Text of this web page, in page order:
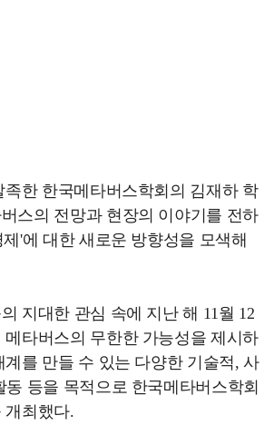
족한 한국메타버스학회의 김재하 학
스의 전망과 현장의 이야기를 전하
'에 대한 새로운 방향성을 모색해
지대한 관심 속에 지난 해 11월 12
메타버스의 무한한 가능성을 제시하
계를 만들 수 있는 다양한 기술적, 사
동 등을 목적으로 한국메타버스학회
개최했다.